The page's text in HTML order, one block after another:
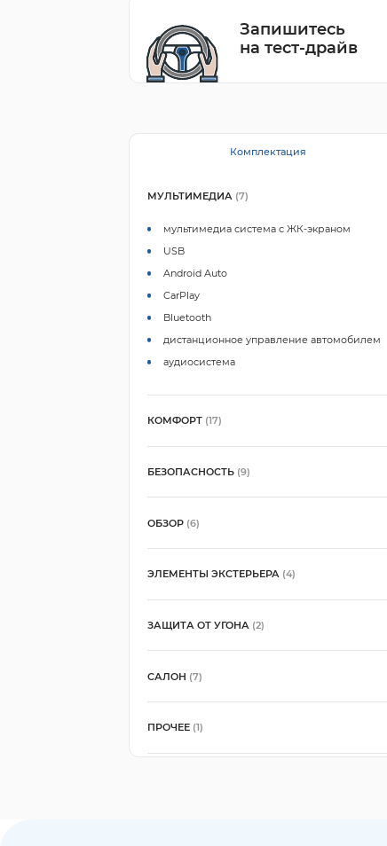
Запишитесь
на тест-драйв
Комплектация
МУЛЬТИМЕДИА (7)
мультимедиа система с ЖК-экраном
USB
Android Auto
CarPlay
Bluetooth
дистанционное управление автомобилем
аудиосистема
КОМФОРТ (17)
БЕЗОПАСНОСТЬ (9)
ОБЗОР (6)
ЭЛЕМЕНТЫ ЭКСТЕРЬЕРА (4)
ЗАЩИТА ОТ УГОНА (2)
САЛОН (7)
ПРОЧЕЕ (1)